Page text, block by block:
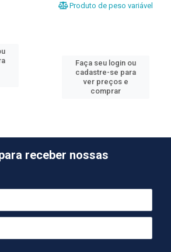
Produto de peso variável
Faça seu login ou
cadastre-se para
ver preços e
comprar
receber nossas